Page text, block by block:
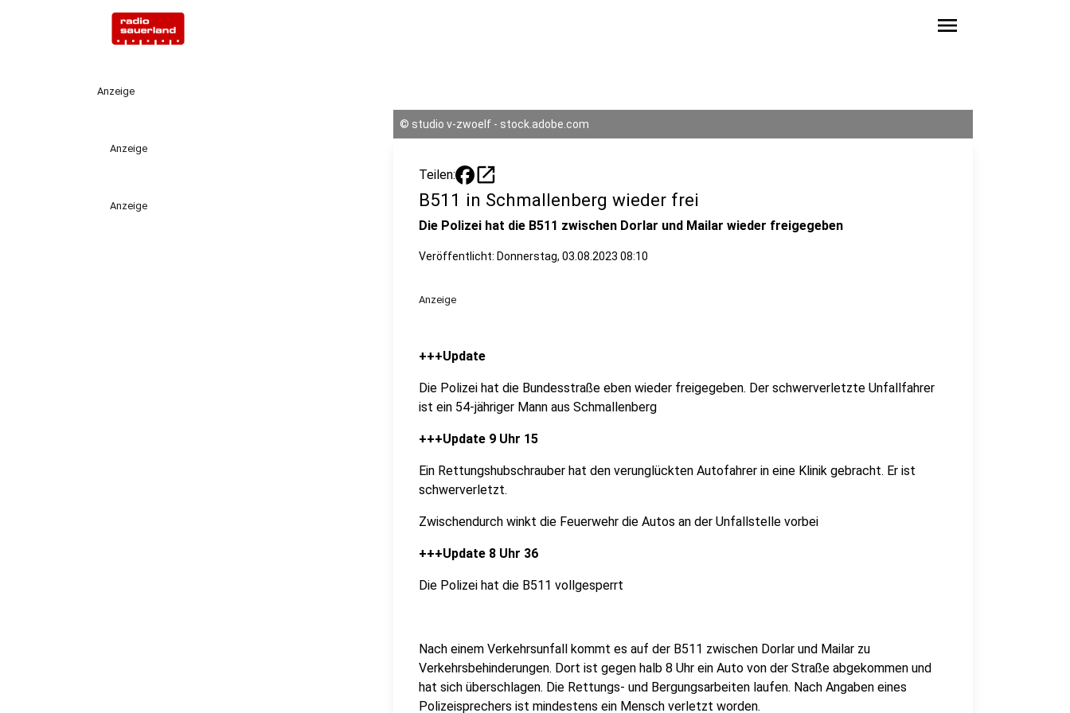
menu
Anzeige
Anzeige
Anzeige
© studio v-zwoelf - stock.adobe.com
Teilen: open_in_new
B511 in Schmallenberg wieder frei
Die Polizei hat die B511 zwischen Dorlar und Mailar wieder freigegeben
Veröffentlicht: Donnerstag, 03.08.2023 08:10
Anzeige
+++Update
Die Polizei hat die Bundesstraße eben wieder freigegeben. Der schwerverletzte Unfallfahrer
ist ein 54-jähriger Mann aus Schmallenberg
+++Update 9 Uhr 15
Ein Rettungshubschrauber hat den verunglückten Autofahrer in eine Klinik gebracht. Er ist
schwerverletzt.
Zwischendurch winkt die Feuerwehr die Autos an der Unfallstelle vorbei
+++Update 8 Uhr 36
Die Polizei hat die B511 vollgesperrt
Nach einem Verkehrsunfall kommt es auf der B511 zwischen Dorlar und Mailar zu
Verkehrsbehinderungen. Dort ist gegen halb 8 Uhr ein Auto von der Straße abgekommen und
hat sich überschlagen. Die Rettungs- und Bergungsarbeiten laufen. Nach Angaben eines
Polizeisprechers ist mindestens ein Mensch verletzt worden.